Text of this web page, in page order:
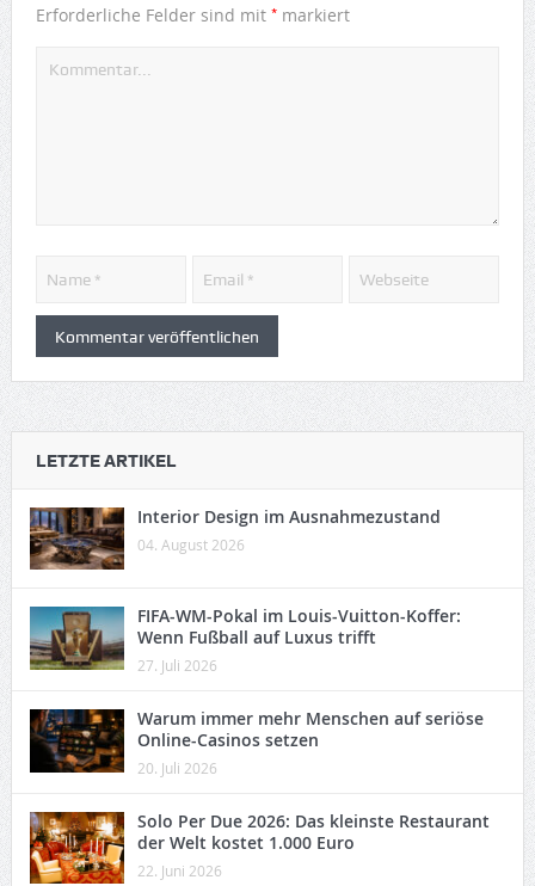
Erforderliche Felder sind mit *markiert
LETZTE ARTIKEL
Interior Design im Ausnahmezustand
04. August 2026
FIFA-WM-Pokal im Louis-Vuitton-Koffer:
Wenn Fußball auf Luxus trifft
27. Juli 2026
Warum immer mehr Menschen auf seriöse
Online-Casinos setzen
20. Juli 2026
Solo Per Due 2026: Das kleinste Restaurant
der Welt kostet 1.000 Euro
22. Juni 2026